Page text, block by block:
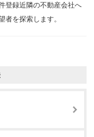
登録近隣の不動産会社へ
者を探索します。